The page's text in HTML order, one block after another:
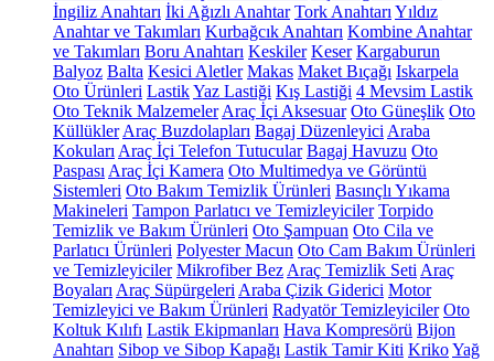
İngiliz Anahtarı İki Ağızlı Anahtar Tork Anahtarı Yıldız
Anahtar ve Takımları Kurbağcık Anahtarı Kombine Anahtar
ve Takımları Boru Anahtarı Keskiler Keser Kargaburun
Balyoz Balta Kesici Aletler Makas Maket Bıçağı Iskarpela
Oto Ürünleri LastikYaz Lastiği Kış Lastiği 4 Mevsim Lastik
Oto Teknik Malzemeler Araç İçi Aksesuar Oto Güneşlik Oto
Küllükler Araç Buzdolapları Bagaj Düzenleyici Araba
Kokuları Araç İçi Telefon Tutucular Bagaj Havuzu Oto
Paspası Araç İçi Kamera Oto Multimedya ve Görüntü
Sistemleri Oto Bakım Temizlik Ürünleri Basınçlı Yıkama
Makineleri Tampon Parlatıcı ve Temizleyiciler Torpido
Temizlik ve Bakım Ürünleri Oto Şampuan Oto Cila ve
Parlatıcı Ürünleri Polyester Macun Oto Cam Bakım Ürünleri
ve Temizleyiciler Mikrofiber Bez Araç Temizlik Seti Araç
Boyaları Araç Süpürgeleri Araba Çizik Giderici Motor
Temizleyici ve Bakım Ürünleri Radyatör Temizleyiciler Oto
Koltuk Kılıfı Lastik Ekipmanları Hava Kompresörü Bijon
Anahtarı Sibop ve Sibop Kapağı Lastik Tamir Kiti KrikoYağ